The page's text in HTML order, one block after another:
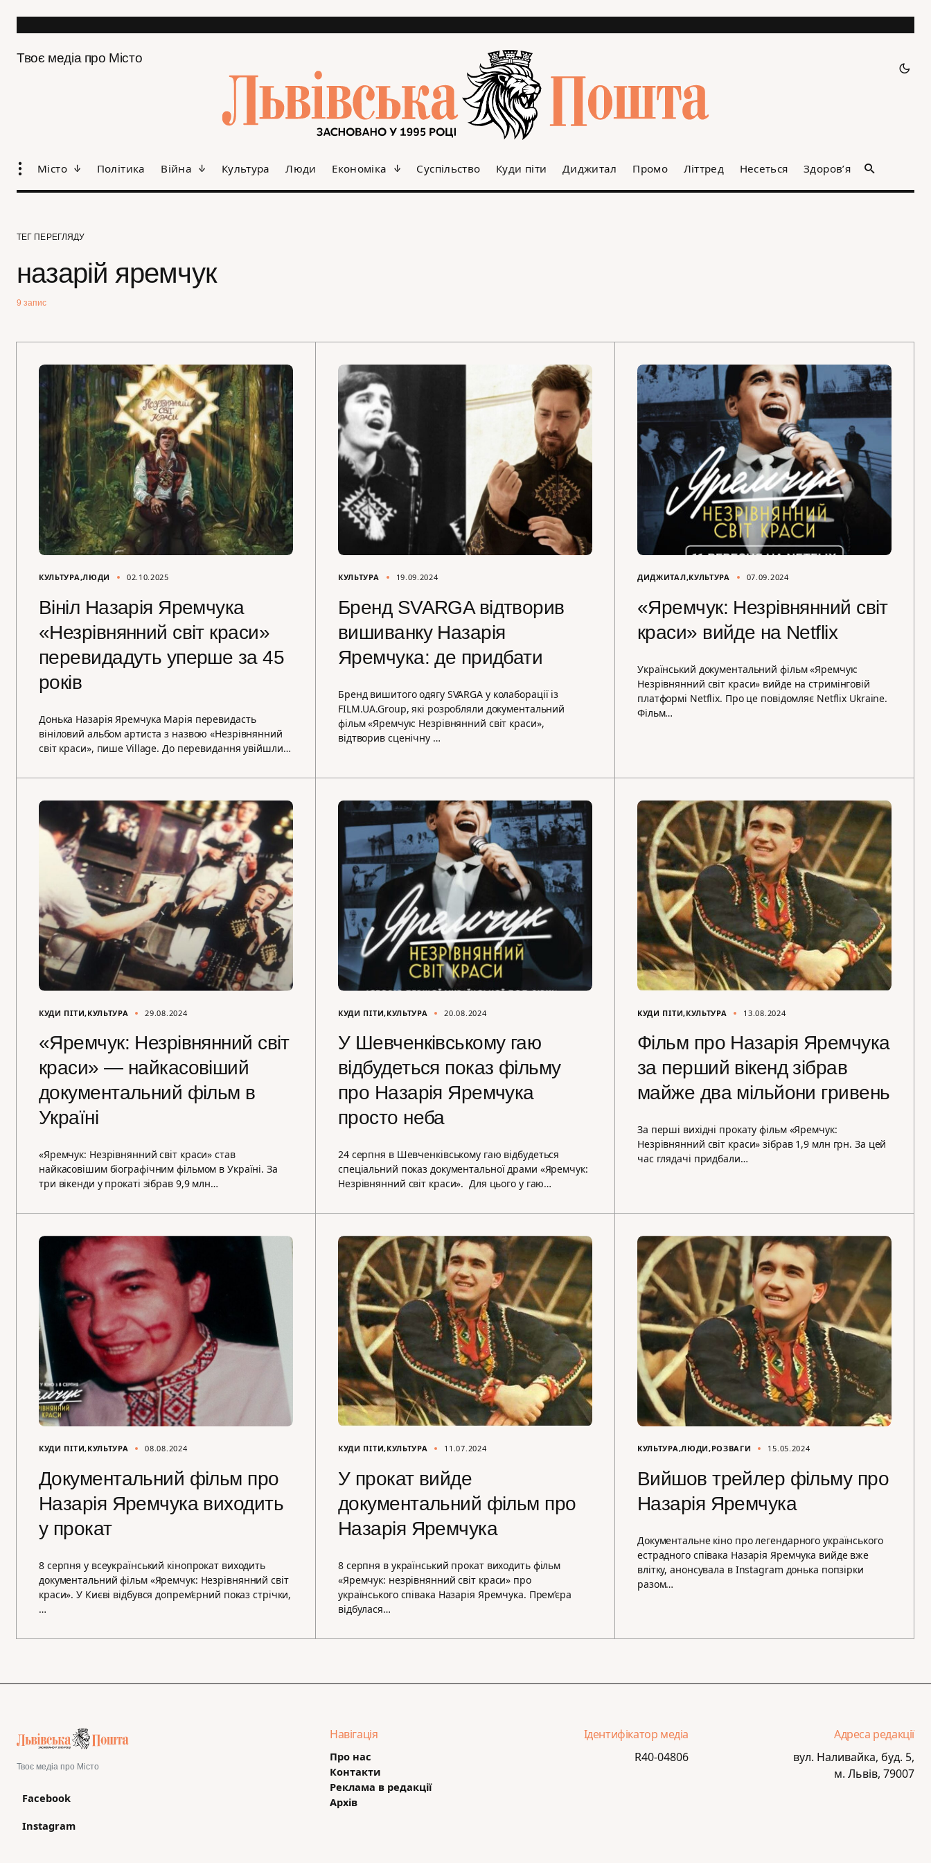
Твоє медіа про Місто
Місто Політика Війна Культура Люди Економіка Суспільство Куди піти Диджитал Промо Літтред Несеться Здоров’я
ТЕГ ПЕРЕГЛЯДУ
назарій яремчук
9 запис
КУЛЬТУРА ЛЮДИ 02.10.2025
Вініл Назарія Яремчука
«Незрівнянний світ краси»
перевидадуть уперше за 45
років
Донька Назарія Яремчука Марія перевидасть
вініловий альбом артиста з назвою «Незрівнянний
світ краси», пише Village. До перевидання увійшли…
КУЛЬТУРА 19.09.2024
Бренд SVARGA відтворив
вишиванку Назарія
Яремчука: де придбати
Бренд вишитого одягу SVARGA у колаборації із
FILM.UA.Group, які розробляли документальний
фільм «Яремчук: Незрівнянний світ краси»,
відтворив сценічну …
ДИДЖИТАЛ КУЛЬТУРА 07.09.2024
«Яремчук: Незрівнянний світ
краси» вийде на Netflix
Український документальний фільм «Яремчук:
Незрівнянний світ краси» вийде на стримінговій
платформі Netflix. Про це повідомляє Netflix Ukraine.
Фільм…
КУДИ ПІТИ КУЛЬТУРА 29.08.2024
«Яремчук: Незрівнянний світ
краси» — найкасовіший
документальний фільм в
Україні
«Яремчук: Незрівнянний світ краси» став
найкасовішим біографічним фільмом в Україні. За
три вікенди у прокаті зібрав 9,9 млн…
КУДИ ПІТИ КУЛЬТУРА 20.08.2024
У Шевченківському гаю
відбудеться показ фільму
про Назарія Яремчука
просто неба
24 серпня в Шевченківському гаю відбудеться
спеціальний показ документальної драми «Яремчук:
Незрівнянний світ краси». Для цього у гаю…
КУДИ ПІТИ КУЛЬТУРА 13.08.2024
Фільм про Назарія Яремчука
за перший вікенд зібрав
майже два мільйони гривень
За перші вихідні прокату фільм «Яремчук:
Незрівнянний світ краси» зібрав 1,9 млн грн. За цей
час глядачі придбали…
КУДИ ПІТИ КУЛЬТУРА 08.08.2024
Документальний фільм про
Назарія Яремчука виходить
у прокат
8 серпня у всеукраїнський кінопрокат виходить
документальний фільм «Яремчук: Незрівнянний світ
краси». У Києві відбувся допрем’єрний показ стрічки,
…
КУДИ ПІТИ КУЛЬТУРА 11.07.2024
У прокат вийде
документальний фільм про
Назарія Яремчука
8 серпня в український прокат виходить фільм
«Яремчук: незрівнянний світ краси» про
українського співака Назарія Яремчука. Прем’єра
відбулася…
КУЛЬТУРА ЛЮДИ РОЗВАГИ 15.05.2024
Вийшов трейлер фільму про
Назарія Яремчука
Документальне кіно про легендарного українського
естрадного співака Назарія Яремчука вийде вже
влітку, анонсувала в Instagram донька попзірки
разом…
Твоє медіа про Місто
Facebook
Instagram
Навігація
Про нас
Контакти
Реклама в редакції
Архів
Ідентифікатор медіа
R40-04806
Адреса редакції
вул. Наливайка, буд. 5,
м. Львів, 79007